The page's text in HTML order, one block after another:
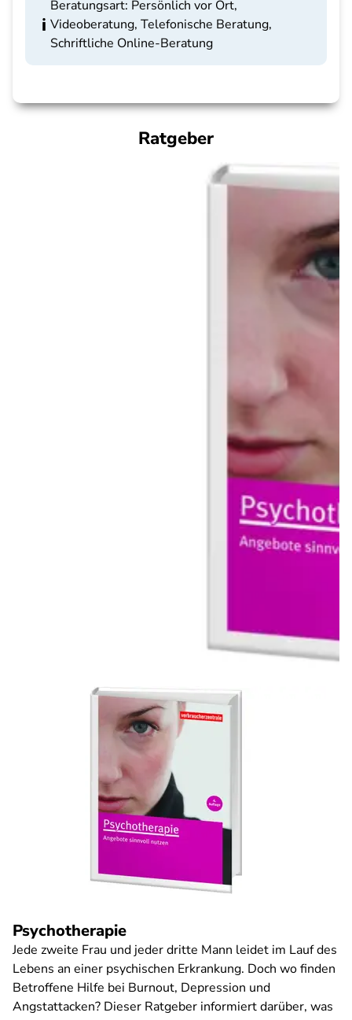
Beratungsart: Persönlich vor Ort,
Videoberatung, Telefonische Beratung,
Schriftliche Online-Beratung
Ratgeber
Psychotherapie
Jede zweite Frau und jeder dritte Mann leidet im Lauf des
Lebens an einer psychischen Erkrankung. Doch wo finden
Betroffene Hilfe bei Burnout, Depression und
Angstattacken? Dieser Ratgeber informiert darüber, was